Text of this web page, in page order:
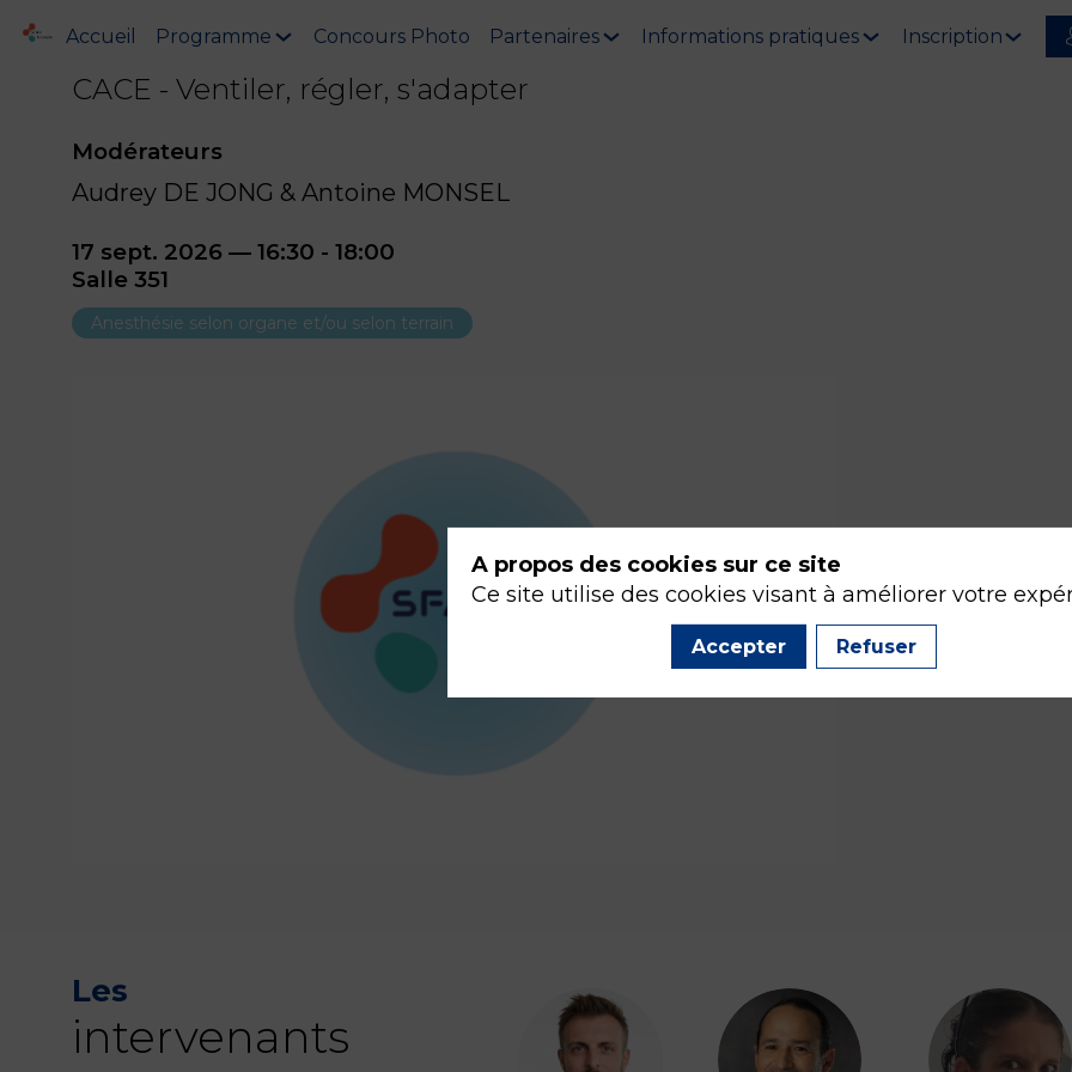
Accueil Programme Concours Photo Partenaires Informations pratiques Inscription
CACE - Ventiler, régler, s'adapter
Modérateurs
Audrey DE JONG & Antoine MONSEL
17 sept. 2026 — 16:30 - 18:00
Salle 351
Anesthésie selon organe et/ou selon terrain
Les
intervenants CC AM CS
A propos des cookies sur ce site
Ce site utilise des cookies visant à améliorer votre
Accepter Refuser